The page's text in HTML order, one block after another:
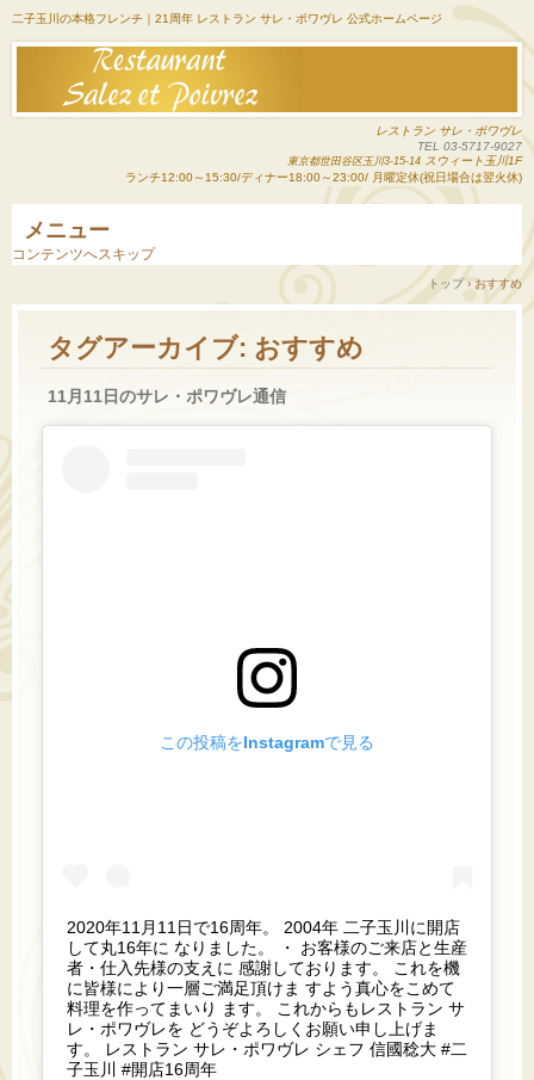
二子玉川の本格フレンチ｜21周年 レストラン サレ・ポワヴレ 公式ホームページ
レストラン サレ・ポワヴレ
TEL 03-5717-9027
東京都世田谷区玉川3-15-14 スウィート玉川1F
ランチ12:00～15:30/ディナー18:00～23:00/ 月曜定休(祝日場合は翌火休)
メニュー
コンテンツへスキップ
トップ › おすすめ
タグアーカイブ: おすすめ
11月11日のサレ・ポワヴレ通信
この投稿をInstagramで見る
2020年11月11日で16周年。 2004年 二子玉川に開店
して丸16年に なりました。 ・ お客様のご来店と生産
者・仕入先様の支えに 感謝しております。 これを機
に皆様により一層ご満足頂けま すよう真心をこめて
料理を作ってまいり ます。 これからもレストラン サ
レ・ポワヴレを どうぞよろしくお願い申し上げま
す。 レストラン サレ・ポワヴレ シェフ 信國稔大 #二
子玉川 #開店16周年